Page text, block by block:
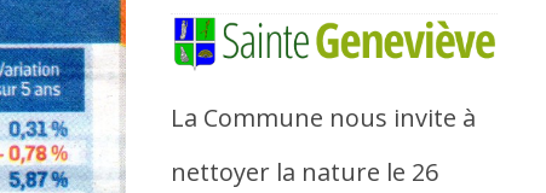
La Commune nous invite à
nettoyer la nature le 26